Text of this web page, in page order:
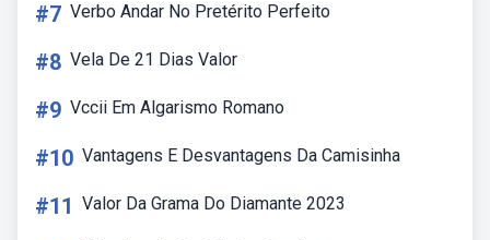
#7 Verbo Andar No Pretérito Perfeito
#8 Vela De 21 Dias Valor
#9 Vccii Em Algarismo Romano
#10 Vantagens E Desvantagens Da Camisinha
#11 Valor Da Grama Do Diamante 2023